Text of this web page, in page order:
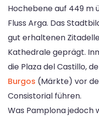
Hochebene auf 449 m
Fluss Arga. Das
gut erhaltenen
Kathedrale geprägt.
die Plaza del Castillo,
Burgos (Märkte) vor
Consistorial führen.
Was Pamplona jedoch